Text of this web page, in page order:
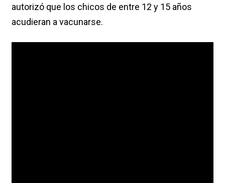
autorizó que los chicos de entre 12 y 15 años
acudieran a vacunarse.